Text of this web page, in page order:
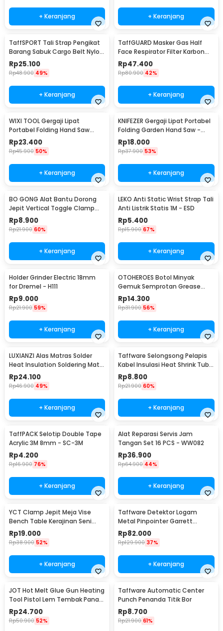
+ Keranjang + Keranjang
TaffSPORT Tali Strap Pengikat
Barang Sabuk Cargo Belt Nylon
5M - XR2
Rp25.100
Rp48.900 49%
+ Keranjang
TaffGUARD Masker Gas Half
Face Respirator Filter Karbon
Aktif KN95 - 6200
Rp47.400
Rp80.900 42%
+ Keranjang
WIXI TOOL Gergaji Lipat
Portabel Folding Hand Saw
39cm - JSZ-002
Rp23.400
Rp45.900 50%
+ Keranjang
KNIFEZER Gergaji Lipat Portabel
Folding Garden Hand Saw -
LA145
Rp18.000
Rp37.900 53%
+ Keranjang
BO GONG Alat Bantu Dorong
Jepit Vertical Toggle Clamp
Hold Down Handle - GH-13009
Rp8.900
Rp21.900 60%
+ Keranjang
LEKO Anti Static Wrist Strap Tali
Anti Listrik Statis 1M - ESD
Rp5.400
Rp15.900 67%
+ Keranjang
Holder Grinder Electric 18mm
for Dremel - H111
Rp9.000
Rp21.900 59%
+ Keranjang
OTOHEROES Botol Minyak
Gemuk Semprotan Grease
Gun 250ml - Q001
Rp14.300
Rp31.900 56%
+ Keranjang
LUXIANZI Alas Matras Solder
Heat Insulation Soldering Mat
340x230mm - S-120B
Rp24.100
Rp46.900 49%
+ Keranjang
Taffware Selongsong Pelapis
Kabel Insulasi Heat Shrink Tube
127 PCS - RSG-AHZ
Rp8.800
Rp21.900 60%
+ Keranjang
TaffPACK Selotip Double Tape
Acrylic 3M 8mm - SC-3M
Rp4.200
Rp16.900 76%
+ Keranjang
Alat Reparasi Servis Jam
Tangan Set 16 PCS - WW082
Rp36.900
Rp64.900 44%
+ Keranjang
YCT Clamp Jepit Meja Vise
Bench Table Kerajinan Seni
Perhiasan 25mm - QST
Rp19.000
Rp38.900 52%
+ Keranjang
Taffware Detektor Logam
Metal Pinpointer Garrett
Waterproof - 1166000
Rp82.000
Rp129.900 37%
+ Keranjang
JOT Hot Melt Glue Gun Heating
Tool Pistol Lem Tembak Panas
20W - QT-302
Rp24.700
Rp50.900 52%
Taffware Automatic Center
Punch Penanda Titik Bor
Rp8.700
Rp21.900 61%